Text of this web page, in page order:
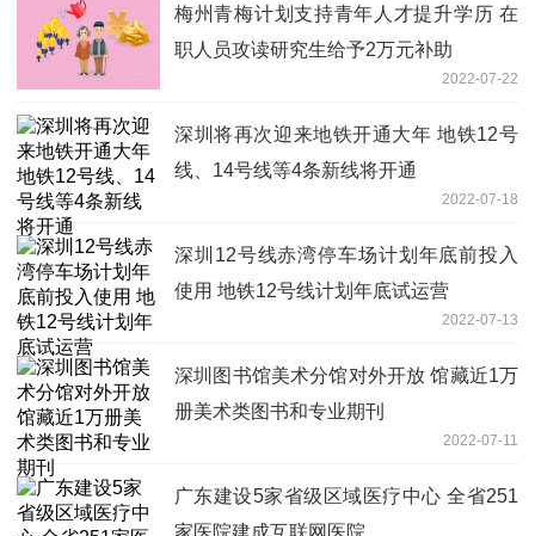
梅州青梅计划支持青年人才提升学历 在
职人员攻读研究生给予2万元补助
2022-07-22
深圳将再次迎来地铁开通大年 地铁12号
线、14号线等4条新线将开通
2022-07-18
深圳12号线赤湾停车场计划年底前投入
使用 地铁12号线计划年底试运营
2022-07-13
深圳图书馆美术分馆对外开放 馆藏近1万
册美术类图书和专业期刊
2022-07-11
广东建设5家省级区域医疗中心 全省251